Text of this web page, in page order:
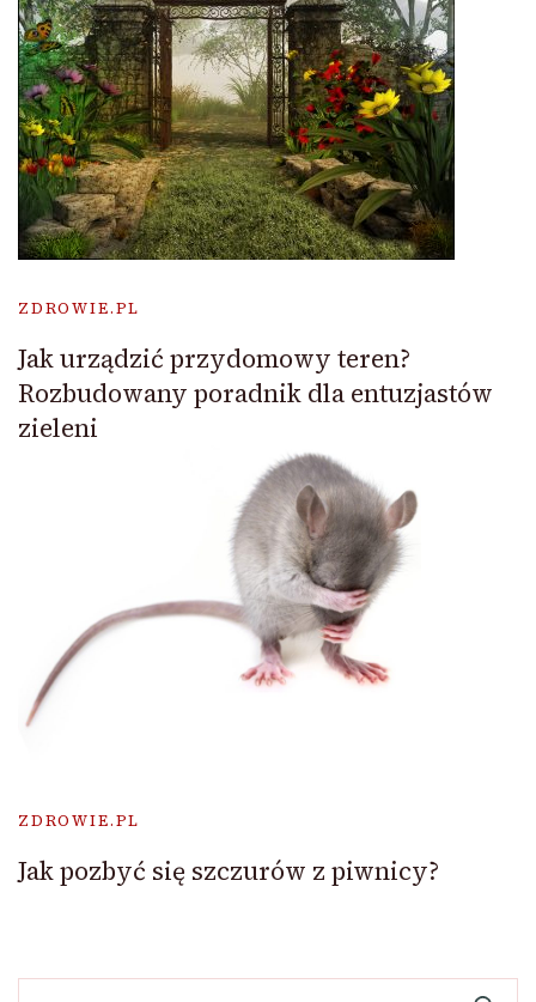
ZDROWIE.PL
Jak urządzić przydomowy teren?
Rozbudowany poradnik dla entuzjastów
zieleni
ZDROWIE.PL
Jak pozbyć się szczurów z piwnicy?